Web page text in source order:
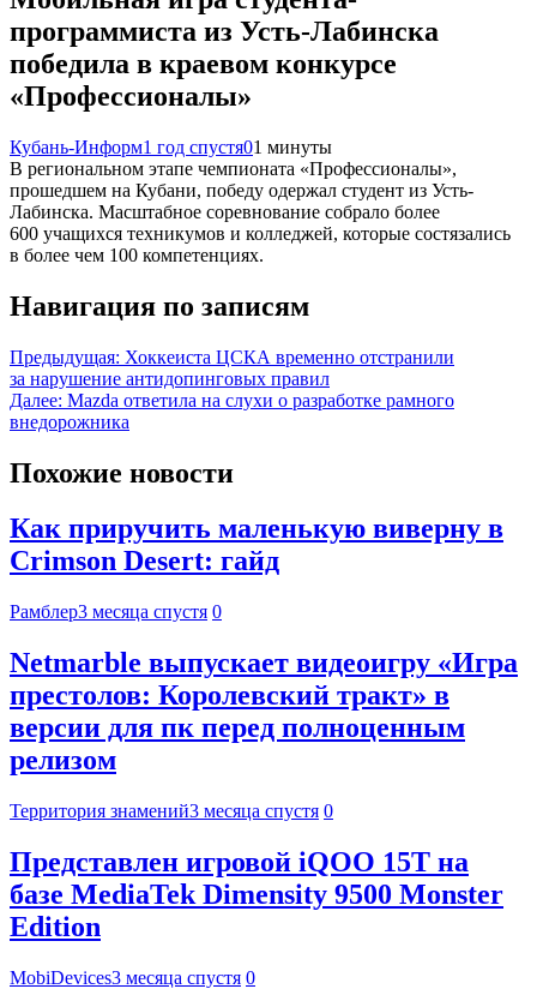
программиста из Усть-Лабинска
победила в краевом конкурсе
«Профессионалы»
Кубань-Информ1 год спустя01 минуты
В региональном этапе чемпионата «Профессионалы»,
прошедшем на Кубани, победу одержал студент из Усть-
Лабинска. Масштабное соревнование собрало более
600 учащихся техникумов и колледжей, которые состязались
в более чем 100 компетенциях.
Навигация по записям
Предыдущая: Хоккеиста ЦСКА временно отстранили
за нарушение антидопинговых правил
Далее: Mazda ответила на слухи о разработке рамного
внедорожника
Похожие новости
Как приручить маленькую виверну в
Crimson Desert: гайд
Рамблер3 месяца спустя 0
Netmarble выпускает видеоигру «Игра
престолов: Королевский тракт» в
версии для пк перед полноценным
релизом
Территория знамений3 месяца спустя 0
Представлен игровой iQOO 15T на
базе MediaTek Dimensity 9500 Monster
Edition
MobiDevices3 месяца спустя 0